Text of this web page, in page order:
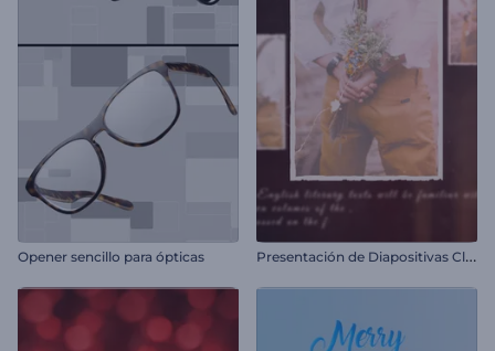
Opener sencillo para ópticas P
resentación de Diapositivas Clásica Vintage